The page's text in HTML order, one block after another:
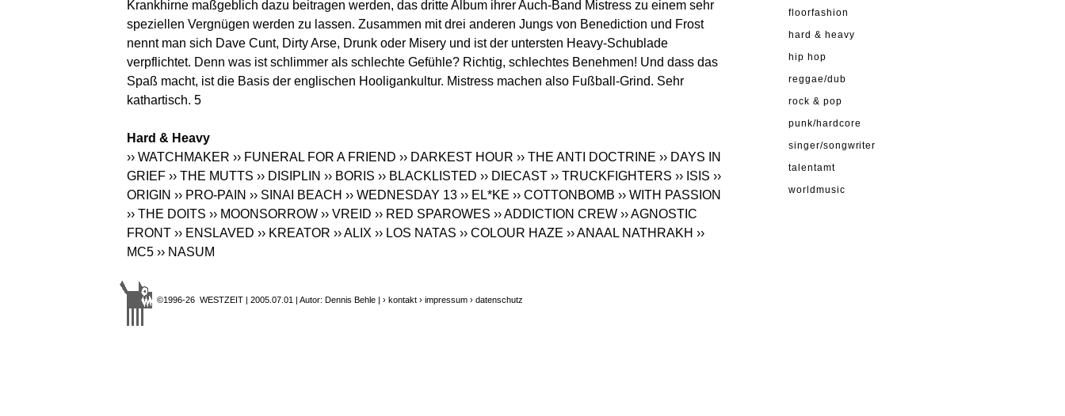
Krankhirne maßgeblich dazu beitragen werden, das dritte Album ihrer Auch-Band Mistress zu einem sehr
speziellen Vergnügen werden zu lassen. Zusammen mit drei anderen Jungs von Benediction und Frost
nennt man sich Dave Cunt, Dirty Arse, Drunk oder Misery und ist der untersten Heavy-Schublade
verpflichtet. Denn was ist schlimmer als schlechte Gefühle? Richtig, schlechtes Benehmen! Und dass das
Spaß macht, ist die Basis der englischen Hooligankultur. Mistress machen also Fußball-Grind. Sehr
kathartisch. 5
Hard & Heavy
›› WATCHMAKER ›› FUNERAL FOR A FRIEND ›› DARKEST HOUR ›› THE ANTI DOCTRINE ›› DAYS IN
GRIEF ›› THE MUTTS ›› DISIPLIN ›› BORIS ›› BLACKLISTED ›› DIECAST ›› TRUCKFIGHTERS ›› ISIS ››
ORIGIN ›› PRO-PAIN ›› SINAI BEACH ›› WEDNESDAY 13 ›› EL*KE ›› COTTONBOMB ›› WITH PASSION
›› THE DOITS ›› MOONSORROW ›› VREID ›› RED SPAROWES ›› ADDICTION CREW ›› AGNOSTIC
FRONT ›› ENSLAVED ›› KREATOR ›› ALIX ›› LOS NATAS ›› COLOUR HAZE ›› ANAAL NATHRAKH ››
MC5 ›› NASUM
©1996-26 WESTZEIT | 2005.07.01 | Autor: Dennis Behle | › kontakt › impressum › datenschutz
floorfashion
hard & heavy
hip hop
reggae/dub
rock & pop
punk/hardcore
singer/songwriter
talentamt
worldmusic